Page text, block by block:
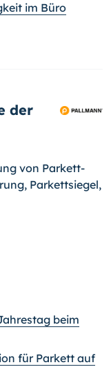
im Büro
der
von Parkett-
Parkettsiegel,
beim
für Parkett auf